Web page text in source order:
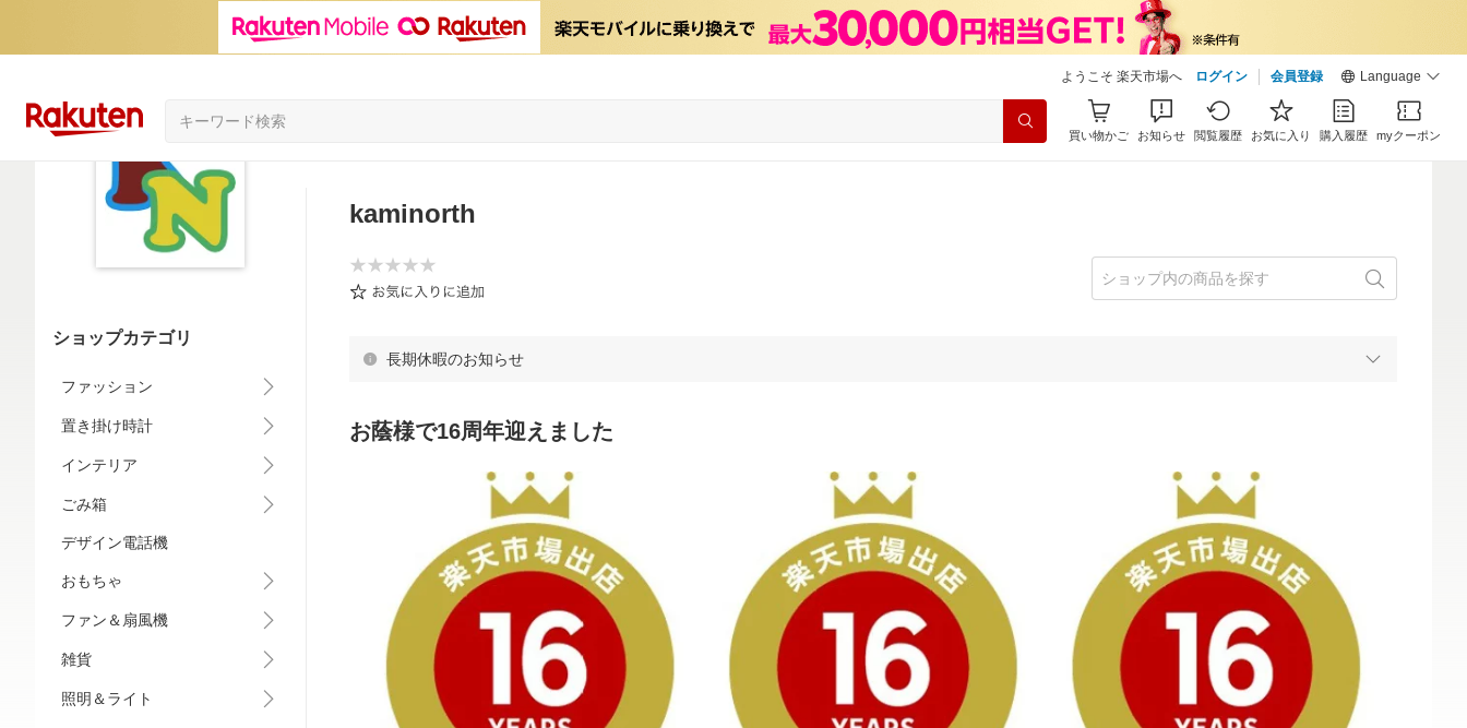
ようこそ 楽天市場へ ログイン 会員登録 Language
買い物かご お知らせ 閲覧履歴 お気に入り 購入履歴 myクーポン
ショップカテゴリ
ファッション
置き掛け時計
インテリア
ごみ箱
デザイン電話機
おもちゃ
ファン＆扇風機
雑貨
照明＆ライト
kaminorth
長期休暇のお知らせ
お蔭様で16周年迎えました